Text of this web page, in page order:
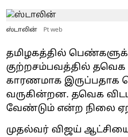
ஸ்டாலின் Pt web
தமிழகத்தில்
குற்றசம்பவத்தில் தவெக
காரணமாக இருப்பதாக
வருகின்றன. தவெக விடம்
வேண்டும் என்ற நிலை
முதல்வர் விஜய்